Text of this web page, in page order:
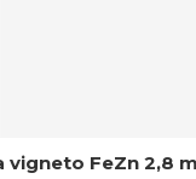
vigneto FeZn 2,8